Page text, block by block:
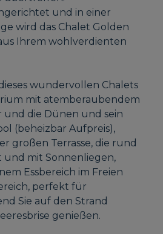
und in einer
wird das Chalet Golden
Ihrem wohlverdienten
wundervollen Chalets
mit atemberaubendem
und die Dünen und sein
(beheizbar Aufpreis),
großen Terrasse, die rund
und mit Sonnenliegen,
Essbereich im Freien
perfekt für
Sie auf den Strand
genießen.